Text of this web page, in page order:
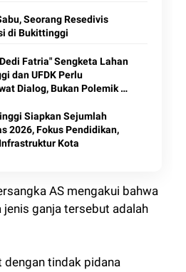
Seorang Resedivis
di Bukittinggi
Fatria" Sengketa Lahan
dan UFDK Perlu
Dialog, Bukan Polemik di
Siapkan Sejumlah
2026, Fokus Pendidikan,
Kota
AS mengakui bahwa
ganja tersebut adalah
dengan tindak pidana